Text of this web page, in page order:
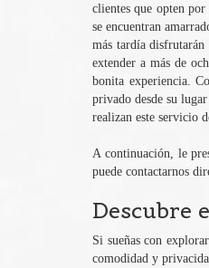
clientes que opten
se encuentran
más tardía
extender a más de
bonita experiencia.
privado desde su
realizan este servicio
A continuación, le
puede contactarnos
Descubre
Si sueñas con
comodidad y